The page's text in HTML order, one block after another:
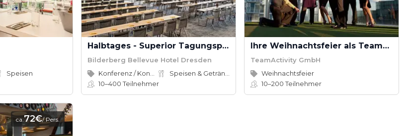
Speisen
Halbtages - Superior Tagungspauschale Bilderberg Bellevue Hotel
Bilderberg Bellevue Hotel Dresden
10–400Teilnehmer
Ihre Weihnachtsfeier als Teamevent
TeamActivity GmbH
Weihnachtsfeier
10–200Teilnehmer
ca.72€/ Pers.